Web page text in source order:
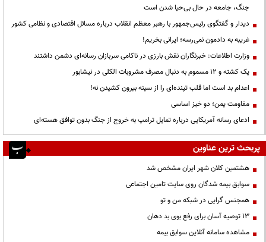
جنگ، جامعه در حال بی‌حیا شدن است
دیدار و گفتگوی رئیس‌جمهور با رهبر معظم انقلاب درباره مسائل اقتصادی و نظامی کشور
غریبه به دادمون نمی‌رسه؛ ایرانی بخریم!
وزارت اطلاعات: خبرنگاران نقش بارزی در ناکامی سربازان رسانه‌ای دشمن داشتند
یک کشته و ۱۲ مسموم به دنبال مصرف مشروبات الکلی در نیشابور
اعدام بد است اما قلب تپنده‌ای را از سینه بیرون کشیدن نه!
مقاومت یمن؛ دو خیز اساسی
ادعای رسانه آمریکایی درباره تمایل ترامپ به خروج از جنگ بدون توافق هسته‌ای
پربحث ترین عناوین
هشتمین کلان شهر ایران مشخص شد
سوابق بیمه شدگان روی سایت تامین اجتماعی
همجنس گرایی در شبکه من و تو
13 توصیه آسان برای رفع بوی بد دهان
مشاهده سامانه آنلاين سوابق بیمه